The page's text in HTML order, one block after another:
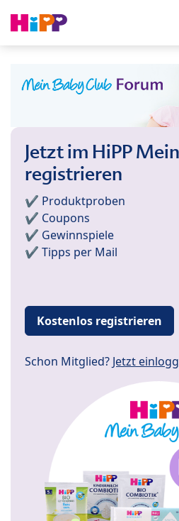
Jetzt im HiPP
registrieren
✔️ Produktproben
✔️ Coupons
✔️ Gewinnspiele
✔️ Tipps per Mail
Kostenlos registrieren
Schon Mitglied? Jetzt